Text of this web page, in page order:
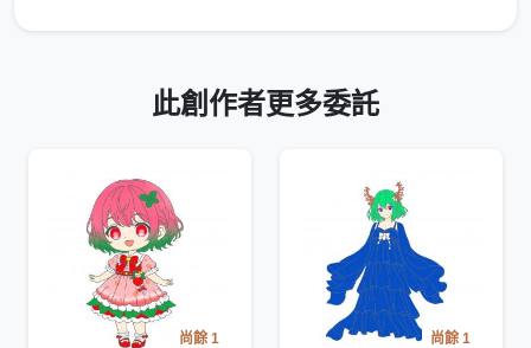
此創作者更多委託
尚餘 1 尚餘 1